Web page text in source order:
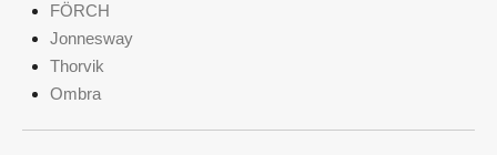
FÖRCH
Jonnesway
Thorvik
Ombra